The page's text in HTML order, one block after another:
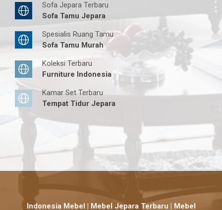
Sofa Jepara Terbaru
Sofa Tamu Jepara
Spesialis Ruang Tamu
Sofa Tamu Murah
Koleksi Terbaru
Furniture Indonesia
Kamar Set Terbaru
Tempat Tidur Jepara
Indonesia Mebel | Mebel Jepara Terbaru | Mebel